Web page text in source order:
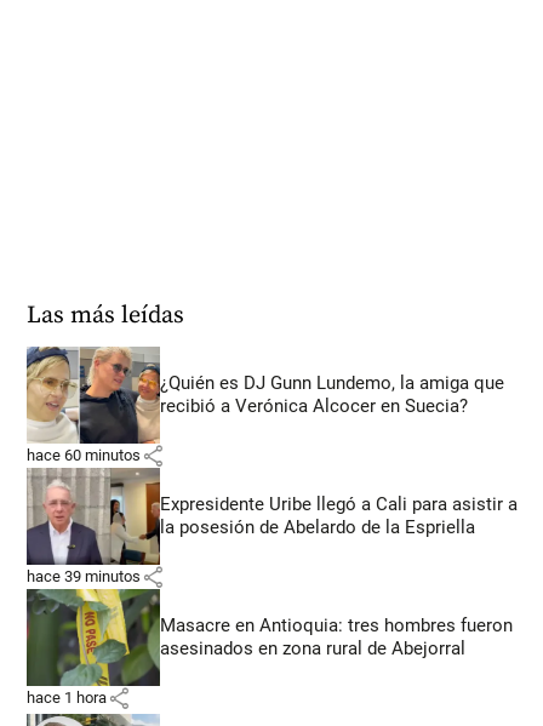
Las más leídas
¿Quién es DJ Gunn Lundemo, la amiga que
recibió a Verónica Alcocer en Suecia?
hace 60 minutos share
Expresidente Uribe llegó a Cali para asistir a
la posesión de Abelardo de la Espriella
hace 39 minutos share
Masacre en Antioquia: tres hombres fueron
asesinados en zona rural de Abejorral
hace 1 hora share